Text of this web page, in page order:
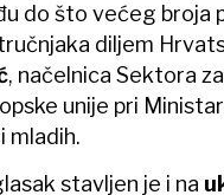
do što većeg broja
diljem
, načelnica Sektora
unije pri
mladih.
stavljen je i na